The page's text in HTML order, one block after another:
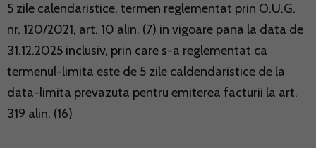
5 zile calendaristice, termen reglementat prin O.U.G.
nr. 120/2021, art. 10 alin. (7) in vigoare pana la data de
31.12.2025 inclusiv, prin care s-a reglementat ca
termenul-limita este de 5 zile caldendaristice de la
data-limita prevazuta pentru emiterea facturii la art.
319 alin. (16)